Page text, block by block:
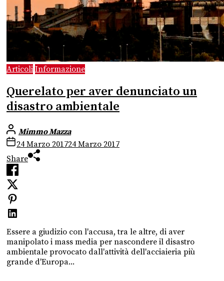
Articoli Informazione
Querelato per aver denunciato un
disastro ambientale
Mimmo Mazza
24 Marzo 201724 Marzo 2017
Share
Essere a giudizio con l'accusa, tra le altre, di aver
manipolato i mass media per nascondere il disastro
ambientale provocato dall'attività dell'acciaieria più
grande d'Europa...